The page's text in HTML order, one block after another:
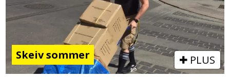
Skeiv sommer PLUS